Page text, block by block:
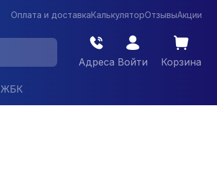
Оплата и доставкаКалькуляторОтзывыАкции
Адреса Войти Корзина
ЖБК